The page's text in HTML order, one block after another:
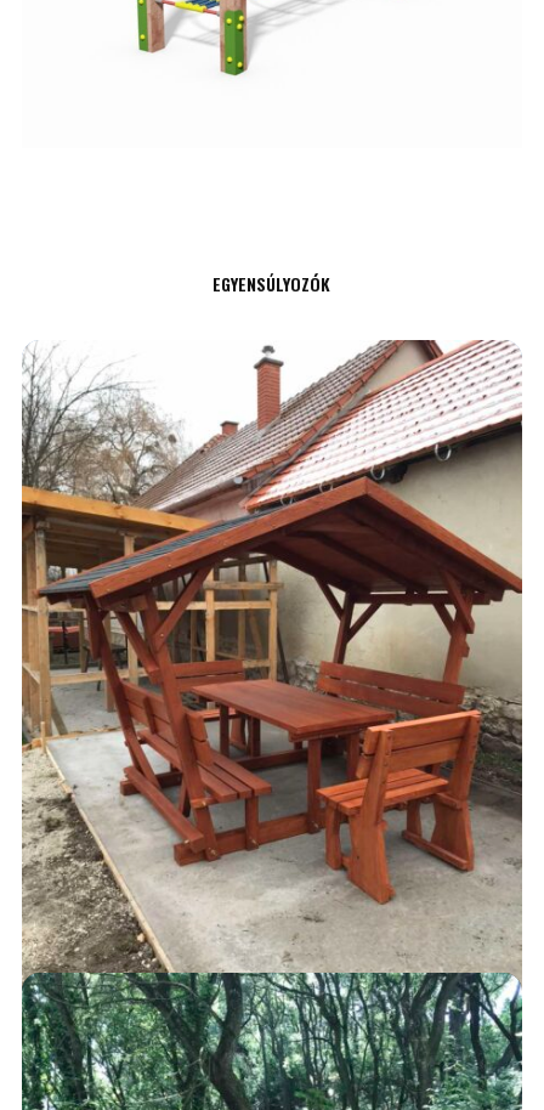
EGYENSÚLYOZÓK
AJÁNLATKÉRÉS
FEDETT KIÜLŐK